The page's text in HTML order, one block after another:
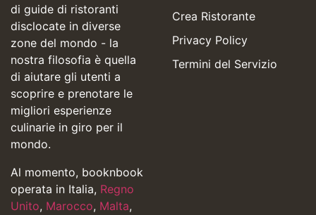
di guide di ristoranti
disclocate in diverse
zone del mondo - la
nostra filosofia è quella
di aiutare gli utenti a
scoprire e prenotare le
migliori esperienze
culinarie in giro per il
mondo.
Al momento, booknbook
operata in Italia, Regno
Unito, Marocco, Malta,
Crea Ristorante
Privacy Policy
Termini del Servizio